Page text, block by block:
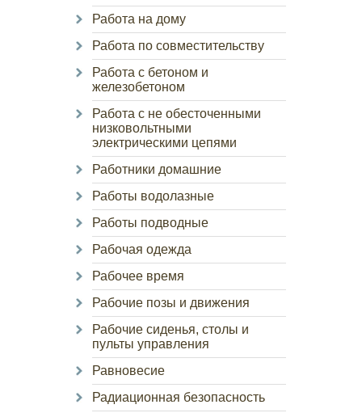
Работа на дому
Работа по совместительству
Работа с бетоном и
железобетоном
Работа с не обесточенными
низковольтными
электрическими цепями
Работники домашние
Работы водолазные
Работы подводные
Рабочая одежда
Рабочее время
Рабочие позы и движения
Рабочие сиденья, столы и
пульты управления
Равновесие
Радиационная безопасность